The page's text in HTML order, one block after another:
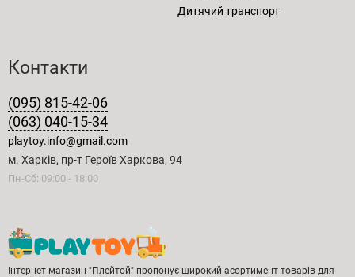
Дитячий транспорт
Контакти
(095) 815-42-06
(063) 040-15-34
playtoy.info@gmail.com
м. Харків, пр-т Героїв Харкова, 94
Пн-Сб: 09:00 - 18:00
Інтернет-магазин "Плейтой" пропонує широкий асортимент товарів для